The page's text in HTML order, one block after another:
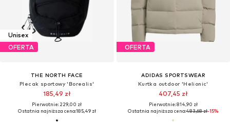
Unisex
OFERTA
THE NORTH FACE
Plecak sportowy 'Borealis'
185,49 zł
Pierwotnie: 229,00 zł
Ostatnia najniższa cena:185,49 zł
OFERTA
ADIDAS SPORTSWEAR
Kurtka outdoor 'Helionic'
407,45 zł
Pierwotnie: 814,90 zł
Ostatnia najniższa cena:483,68 zł-15%